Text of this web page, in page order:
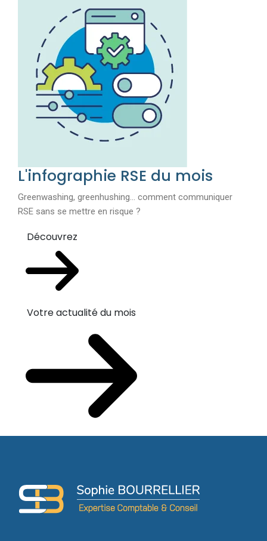
L'infographie RSE du mois
Greenwashing, greenhushing… comment communiquer
RSE sans se mettre en risque ?
Découvrez
Votre actualité du mois